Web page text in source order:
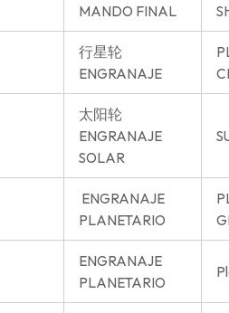
MANDO FINAL
行星轮
ENGRANAJE
太阳轮
ENGRANAJE
SOLAR
ENGRANAJE
PLANETARIO
ENGRANAJE
PLANETARIO